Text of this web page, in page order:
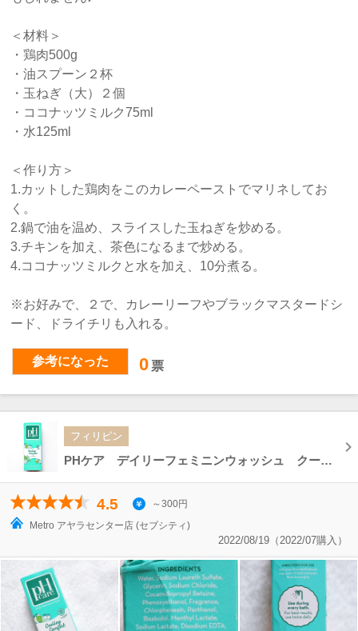
＜材料＞
・鶏肉500g
・油スプーン２杯
・玉ねぎ（大）２個
・ココナッツミルク75ml
・水125ml
＜作り方＞
1.カットした鶏肉をこのカレーペーストでマリネしてお
く。
2.鍋で油を温め、スライスした玉ねぎを炒める。
3.チキンを加え、茶色になるまで炒める。
4.ココナッツミルクと水を加え、10分煮る。
※お好みで、２で、カレーリーフやブラックマスタードシ
ード、ドライチリも入れる。
参考になった 0 票
フィリピン
PHケア デイリーフェミニンウォッシュ クーリングコンフォート アクティブクール PH CARE 50ml
4.5
～300円
Metro アヤラセンター店 (セブシティ)
2022/08/19（2022/07購入）